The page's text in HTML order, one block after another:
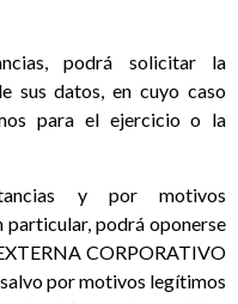
podrá solicitar la
sus datos, en cuyo caso
para el ejercicio o la
y por motivos
particular, podrá oponerse
CORPORATIVO
por motivos legítimos